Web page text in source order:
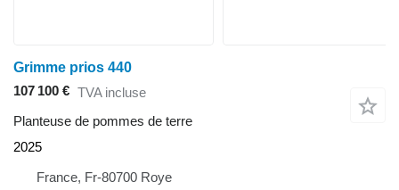
Grimme prios 440
107 100 € TVA incluse
Planteuse de pommes de terre
2025
France, Fr-80700 Roye